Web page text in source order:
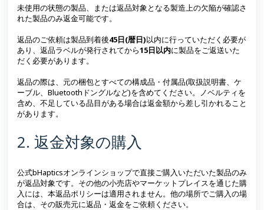
未使用の状態の製品、または返品対象となる製造上の欠陥が確認さ
れた製品のみ返金可能です。
返品のご依頼は製品到着後45日(暦日)以内に行っていただく必要が
あり、返品ラベルが発行されてから15日以内に製品をご返送いた
だく必要があります。
返品の際は、元の梱包とすべての構成品・付属品(取扱説明書、ケ
ーブル、Bluetoothドングルなど)を含めてください。ノベルティを
含め、不足している品目がある場合は返金額から差し引かれること
があります。
2. 返金対象の購入
公式bHapticsオンラインショップで直接ご購入いただいた製品のみ
が返品対象です。その他の小売店やマーケットプレイスを通じた購
入には、本返品ポリシーは適用されません。他の場所でご購入の場
合は、その販売元に返品・返金をご依頼ください。